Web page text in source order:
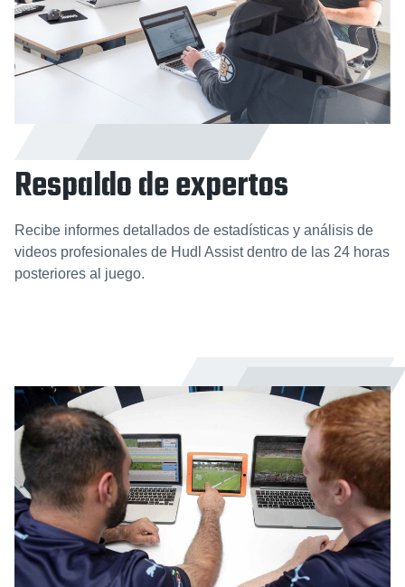
Respaldo de expertos
Recibe informes detallados de estadísticas y análisis de
videos profesionales de Hudl Assist dentro de las 24 horas
posteriores al juego.